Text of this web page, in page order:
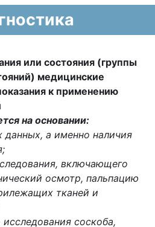
или состояния (группы
медицинские
к применению
на основании:
данных, а именно наличия
включающего
осмотр, пальпацию
тканей и
исследования соскоба,